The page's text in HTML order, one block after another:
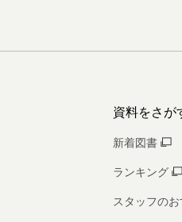
資料をさが
新着図書
ランキング
スタッフの